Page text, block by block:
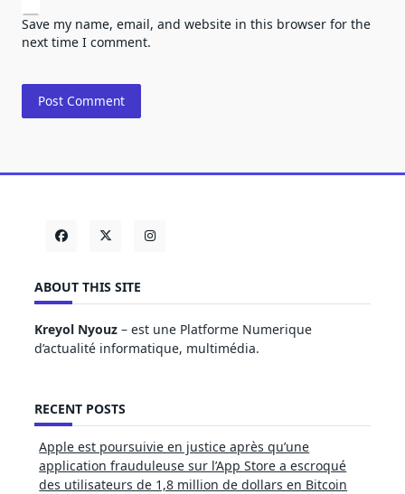
Save my name, email, and website in this browser for the
next time I comment.
ABOUT THIS SITE
Kreyol Nyouz – est une Platforme Numerique
d’actualité informatique, multimédia.
RECENT POSTS
Apple est poursuivie en justice après qu’une
application frauduleuse sur l’App Store a escroqué
des utilisateurs de 1,8 million de dollars en Bitcoin